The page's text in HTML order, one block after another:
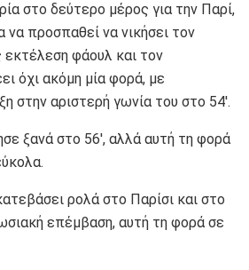
στο δεύτερο μέρος για την Παρί,
να προσπαθεί να νικήσει τον
εκτέλεση φάουλ και τον
όχι ακόμη μία φορά, με
στην αριστερή γωνία του στο 54′.
ξανά στο 56′, αλλά αυτή τη φορά
ρολά στο Παρίσι και στο
επέμβαση, αυτή τη φορά σε